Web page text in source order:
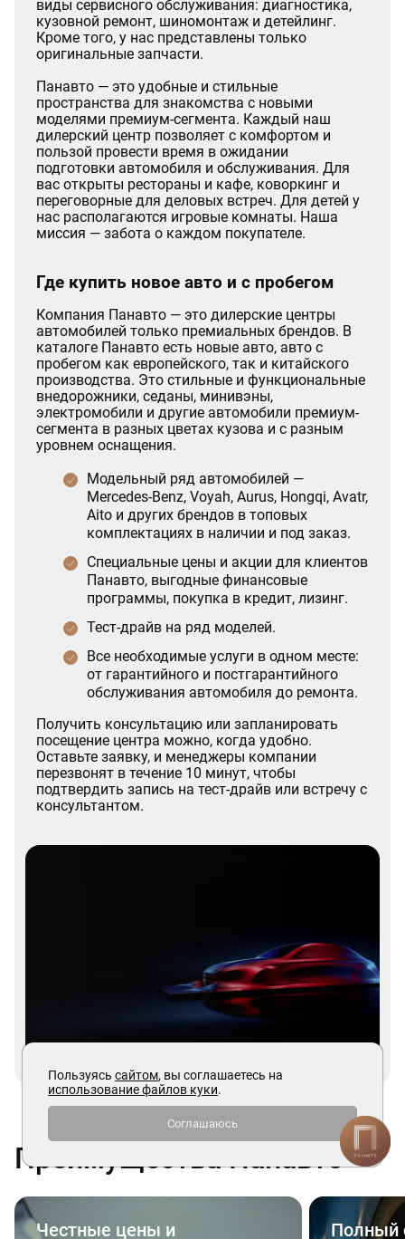
виды сервисного обслуживания: диагностика,
кузовной ремонт, шиномонтаж и детейлинг.
Кроме того, у нас представлены только
оригинальные запчасти.
Панавто — это удобные и стильные
пространства для знакомства с новыми
моделями премиум-сегмента. Каждый наш
дилерский центр позволяет с комфортом и
пользой провести время в ожидании
подготовки автомобиля и обслуживания. Для
вас открыты рестораны и кафе, коворкинг и
переговорные для деловых встреч. Для детей у
нас располагаются игровые комнаты. Наша
миссия — забота о каждом покупателе.
Где купить новое авто и с пробегом
Компания Панавто — это дилерские центры
автомобилей только премиальных брендов. В
каталоге Панавто есть новые авто, авто с
пробегом как европейского, так и китайского
производства. Это стильные и функциональные
внедорожники, седаны, минивэны,
электромобили и другие автомобили премиум-
сегмента в разных цветах кузова и с разным
уровнем оснащения.
Модельный ряд автомобилей —
Mercedes-Benz, Voyah, Aurus, Hongqi, Avatr,
Aito и других брендов в топовых
комплектациях в наличии и под заказ.
Специальные цены и акции для клиентов
Панавто, выгодные финансовые
программы, покупка в кредит, лизинг.
Тест-драйв на ряд моделей.
Все необходимые услуги в одном месте:
от гарантийного и постгарантийного
обслуживания автомобиля до ремонта.
Получить консультацию или запланировать
посещение центра можно, когда удобно.
Оставьте заявку, и менеджеры компании
перезвонят в течение 10 минут, чтобы
подтвердить запись на тест-драйв или встречу с
консультантом.
Преимущества Панавто
Честные цены и Полный
Пользуясь сайтом, вы соглашаетесь на
использование файлов куки.
Соглашаюсь